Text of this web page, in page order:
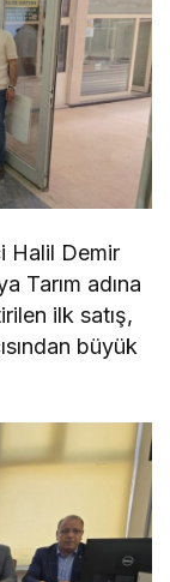
Halil Demir
Tarım adına
ilk satış,
büyük